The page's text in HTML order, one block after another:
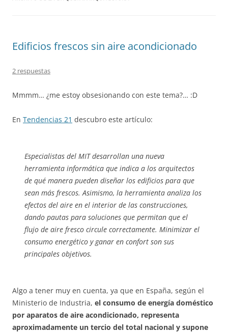
Edificios frescos sin aire acondicionado
2 respuestas
Mmmm… ¿me estoy obsesionando con este tema?… :D
En Tendencias 21 descubro este artículo:
Especialistas del MIT desarrollan una nueva
herramienta informática que indica a los arquitectos
de qué manera pueden diseñar los edificios para que
sean más frescos. Asimismo, la herramienta analiza los
efectos del aire en el interior de las construcciones,
dando pautas para soluciones que permitan que el
flujo de aire fresco circule correctamente. Minimizar el
consumo energético y ganar en confort son sus
principales objetivos.
Algo a tener muy en cuenta, ya que en España, según el
Ministerio de Industria, el consumo de energía doméstico
por aparatos de aire acondicionado, representa
aproximadamente un tercio del total nacional y supone